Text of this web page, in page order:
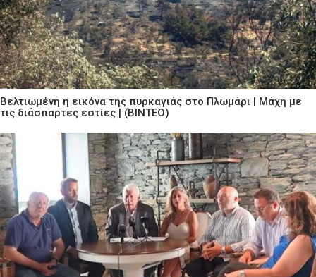
Βελτιωμένη η εικόνα της πυρκαγιάς στο Πλωμάρι | Μάχη με
τις διάσπαρτες εστίες | (ΒΙΝΤΕΟ)